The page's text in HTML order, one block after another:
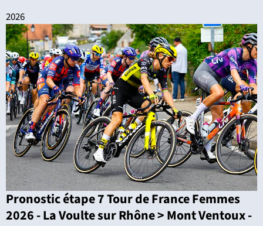
2026
Pronostic étape 7 Tour de France Femmes
2026 - La Voulte sur Rhône > Mont Ventoux -